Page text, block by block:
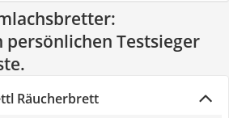
persönlichen Testsieger
Räucherbrett